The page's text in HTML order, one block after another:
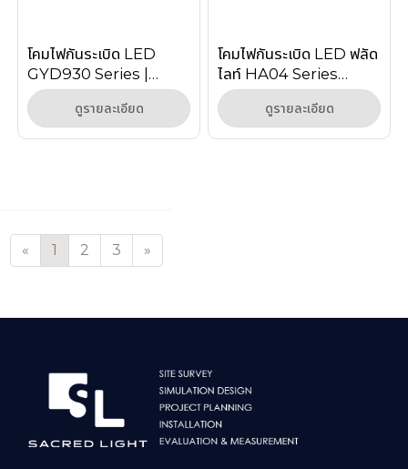
โคมไฟกันระเบิด LED
GYD930 Series |
Explosion Proof
Linear Light Zone 1/2
ดูรายละเอียด
โคมไฟกันระเบิด LED ฟลัด
ไลท์ HA04 Series
150W–240W สำหรับ
Zone 1 Zone 2
ดูรายละเอียด
« 1 2 3 »